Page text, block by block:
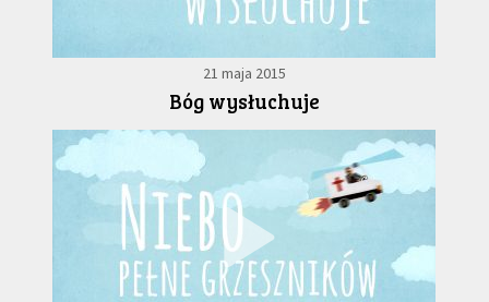
21 maja 2015
Bóg wysłuchuje